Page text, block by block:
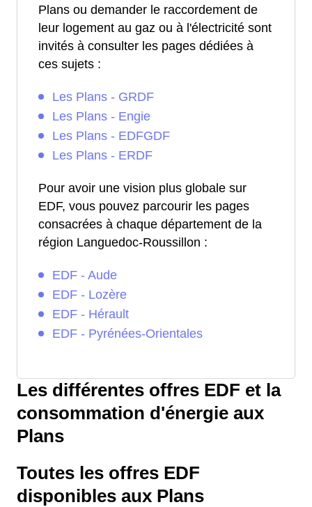
Plans ou demander le raccordement de
leur logement au gaz ou à l'électricité sont
invités à consulter les pages dédiées à
ces sujets :
Les Plans - GRDF
Les Plans - Engie
Les Plans - EDFGDF
Les Plans - ERDF
Pour avoir une vision plus globale sur
EDF, vous pouvez parcourir les pages
consacrées à chaque département de la
région Languedoc-Roussillon :
EDF - Aude
EDF - Lozère
EDF - Hérault
EDF - Pyrénées-Orientales
Les différentes offres EDF et la
consommation d'énergie aux
Plans
Toutes les offres EDF
disponibles aux Plans